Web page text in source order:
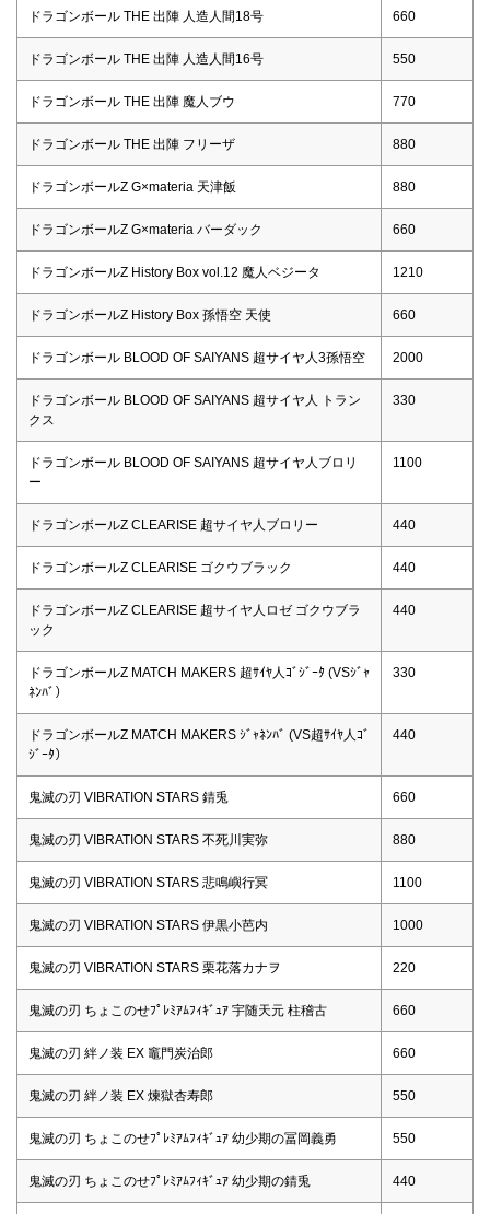
ドラゴンボール THE 出陣 人造人間18号 660
ドラゴンボール THE 出陣 人造人間16号 550
ドラゴンボール THE 出陣 魔人ブウ 770
ドラゴンボール THE 出陣 フリーザ 880
ドラゴンボールZ G×materia 天津飯 880
ドラゴンボールZ G×materia バーダック 660
ドラゴンボールZ History Box vol.12 魔人ベジータ 1210
ドラゴンボールZ History Box 孫悟空 天使 660
ドラゴンボール BLOOD OF SAIYANS 超サイヤ人3孫悟空 2000
ドラゴンボール BLOOD OF SAIYANS 超サイヤ人 トラン
クス
330
ドラゴンボール BLOOD OF SAIYANS 超サイヤ人ブロリ
ー
1100
ドラゴンボールZ CLEARISE 超サイヤ人ブロリー 440
ドラゴンボールZ CLEARISE ゴクウブラック 440
ドラゴンボールZ CLEARISE 超サイヤ人ロゼ ゴクウブラ
ック
440
ドラゴンボールZ MATCH MAKERS 超ｻｲﾔ人ｺﾞｼﾞｰﾀ (VSｼﾞｬ
ﾈﾝﾊﾞ）
330
ドラゴンボールZ MATCH MAKERS ｼﾞｬﾈﾝﾊﾞ (VS超ｻｲﾔ人ｺﾞ
ｼﾞｰﾀ）
440
鬼滅の刃 VIBRATION STARS 錆兎 660
鬼滅の刃 VIBRATION STARS 不死川実弥 880
鬼滅の刃 VIBRATION STARS 悲鳴嶼行冥 1100
鬼滅の刃 VIBRATION STARS 伊黒小芭内 1000
鬼滅の刃 VIBRATION STARS 栗花落カナヲ 220
鬼滅の刃 ちょこのせﾌﾟﾚﾐｱﾑﾌｨｷﾞｭｱ 宇随天元 柱稽古 660
鬼滅の刃 絆ノ装 EX 竈門炭治郎 660
鬼滅の刃 絆ノ装 EX 煉獄杏寿郎 550
鬼滅の刃 ちょこのせﾌﾟﾚﾐｱﾑﾌｨｷﾞｭｱ 幼少期の冨岡義勇 550
鬼滅の刃 ちょこのせﾌﾟﾚﾐｱﾑﾌｨｷﾞｭｱ 幼少期の錆兎 440